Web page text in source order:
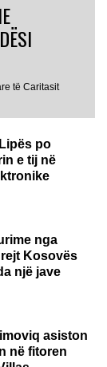
të Caritasit
po
e tij në
nga
Kosovës
një jave
asiston
në fitoren